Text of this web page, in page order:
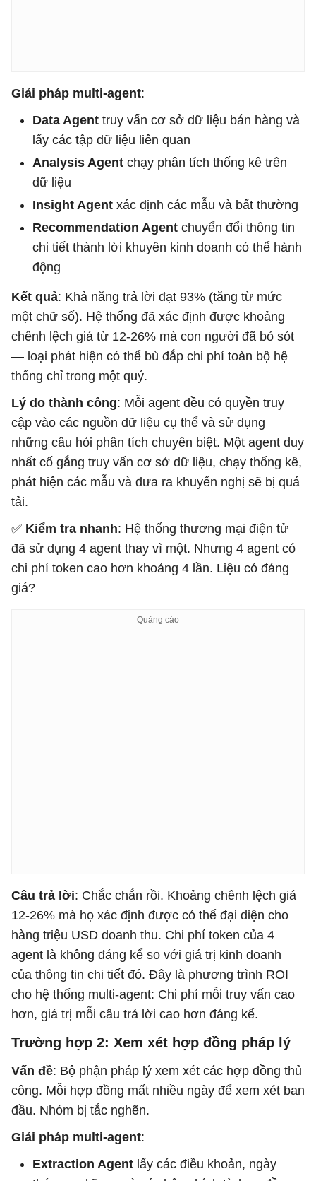
Giải pháp multi-agent:
Data Agent truy vấn cơ sở dữ liệu bán hàng và
lấy các tập dữ liệu liên quan
Analysis Agent chạy phân tích thống kê trên
dữ liệu
Insight Agent xác định các mẫu và bất thường
Recommendation Agent chuyển đổi thông tin
chi tiết thành lời khuyên kinh doanh có thể hành
động
Kết quả: Khả năng trả lời đạt 93% (tăng từ mức
một chữ số). Hệ thống đã xác định được khoảng
chênh lệch giá từ 12-26% mà con người đã bỏ sót
— loại phát hiện có thể bù đắp chi phí toàn bộ hệ
thống chỉ trong một quý.
Lý do thành công: Mỗi agent đều có quyền truy
cập vào các nguồn dữ liệu cụ thể và sử dụng
những câu hỏi phân tích chuyên biệt. Một agent duy
nhất cố gắng truy vấn cơ sở dữ liệu, chạy thống kê,
phát hiện các mẫu và đưa ra khuyến nghị sẽ bị quá
tải.
✅ Kiểm tra nhanh: Hệ thống thương mại điện tử
đã sử dụng 4 agent thay vì một. Nhưng 4 agent có
chi phí token cao hơn khoảng 4 lần. Liệu có đáng
giá?
Câu trả lời: Chắc chắn rồi. Khoảng chênh lệch giá
12-26% mà họ xác định được có thể đại diện cho
hàng triệu USD doanh thu. Chi phí token của 4
agent là không đáng kể so với giá trị kinh doanh
của thông tin chi tiết đó. Đây là phương trình ROI
cho hệ thống multi-agent: Chi phí mỗi truy vấn cao
hơn, giá trị mỗi câu trả lời cao hơn đáng kể.
Trường hợp 2: Xem xét hợp đồng pháp lý
Vấn đề: Bộ phận pháp lý xem xét các hợp đồng thủ
công. Mỗi hợp đồng mất nhiều ngày để xem xét ban
đầu. Nhóm bị tắc nghẽn.
Giải pháp multi-agent:
Extraction Agent lấy các điều khoản, ngày